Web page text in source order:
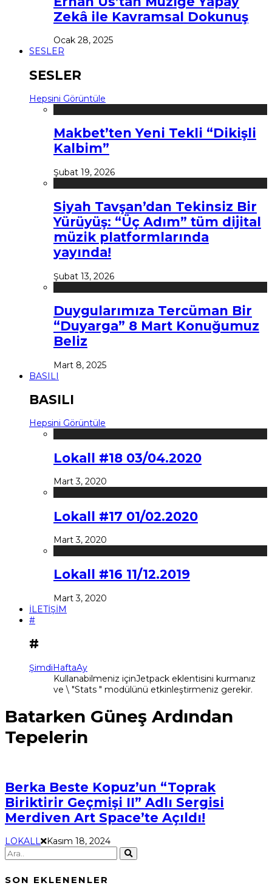
Zekâ ile Kavramsal Dokunuş
Ocak 28, 2025
SESLER
SESLER
Hepsini Görüntüle
Makbet’ten Yeni Tekli “Dikişli
Kalbim”
Şubat 19, 2026
Siyah Tavşan’dan Tekinsiz Bir
Yürüyüş: “Üç Adım” tüm dijital
müzik platformlarında
yayında!
Şubat 13, 2026
Duygularımıza Tercüman Bir
“Duyarga” 8 Mart Konuğumuz
Beliz
Mart 8, 2025
BASILI
BASILI
Hepsini Görüntüle
Lokall #18 03/04.2020
Mart 3, 2020
Lokall #17 01/02.2020
Mart 3, 2020
Lokall #16 11/12.2019
Mart 3, 2020
İLETİŞİM
#
#
ŞimdiHaftaAy
Kullanabilmeniz içinJetpack eklentisini kurmanız
ve \ "Stats " modülünü etkinleştirmeniz gerekir.
Batarken Güneş Ardından
Tepelerin
Berka Beste Kopuz’un “Toprak
Biriktirir Geçmişi II” Adlı Sergisi
Merdiven Art Space’te Açıldı!
LOKALL Kasım 18, 2024
SON EKLENENLER